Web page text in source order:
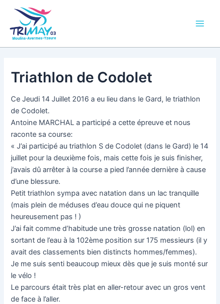
contenu
Triathlon de Codolet
Ce Jeudi 14 Juillet 2016 a eu lieu dans le Gard, le triathlon
de Codolet.
Antoine MARCHAL a participé a cette épreuve et nous
raconte sa course:
« J’ai participé au triathlon S de Codolet (dans le Gard) le 14
juillet pour la deuxième fois, mais cette fois je suis finisher,
j’avais dû arrêter à la course a pied l’année dernière à cause
d’une blessure.
Petit triathlon sympa avec natation dans un lac tranquille
(mais plein de méduses d’eau douce qui ne piquent
heureusement pas ! )
J’ai fait comme d’habitude une très grosse natation (lol) en
sortant de l’eau à la 102ème position sur 175 messieurs (il y
avait des classements bien distincts hommes/femmes).
Je me suis senti beaucoup mieux dès que je suis monté sur
le vélo !
Le parcours était très plat en aller-retour avec un gros vent
de face à l’aller.